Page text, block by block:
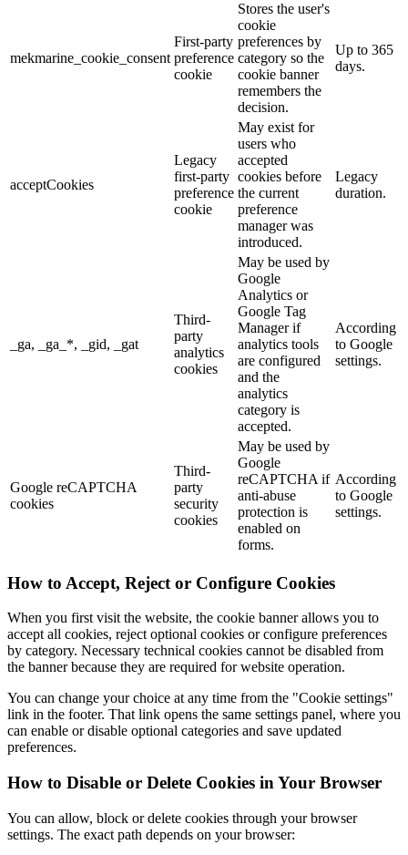
mekmarine_cookie_consent
First-party
preference
cookie
Stores the user's
cookie
preferences by
category so the
cookie banner
remembers the
decision.
Up to 365
days.
acceptCookies
Legacy
first-party
preference
cookie
May exist for
users who
accepted
cookies before
the current
preference
manager was
introduced.
Legacy
duration.
_ga, _ga_*, _gid, _gat
Third-
party
analytics
cookies
May be used by
Google
Analytics or
Google Tag
Manager if
analytics tools
are configured
and the
analytics
category is
accepted.
According
to Google
settings.
Google reCAPTCHA
cookies
Third-
party
security
cookies
May be used by
Google
reCAPTCHA if
anti-abuse
protection is
enabled on
forms.
According
to Google
settings.
How to Accept, Reject or Configure Cookies
When you first visit the website, the cookie banner allows you to
accept all cookies, reject optional cookies or configure preferences
by category. Necessary technical cookies cannot be disabled from
the banner because they are required for website operation.
You can change your choice at any time from the "Cookie settings"
link in the footer. That link opens the same settings panel, where you
can enable or disable optional categories and save updated
preferences.
How to Disable or Delete Cookies in Your Browser
You can allow, block or delete cookies through your browser
settings. The exact path depends on your browser: